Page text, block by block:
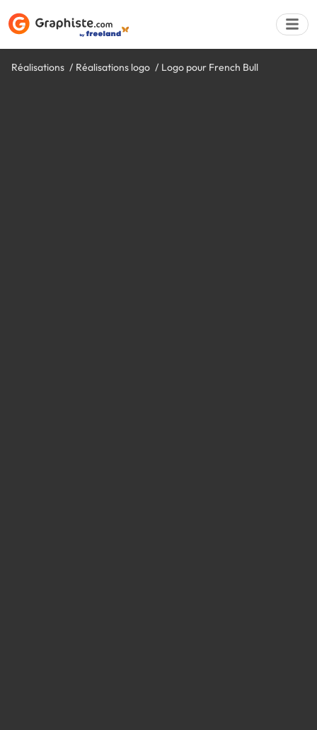
Réalisations Réalisations logo Logo pour French Bull